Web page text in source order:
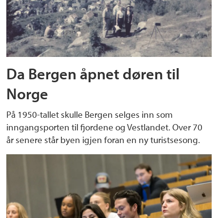
Da Bergen åpnet døren til
Norge
På 1950-tallet skulle Bergen selges inn som
inngangsporten til fjordene og Vestlandet. Over 70
år senere står byen igjen foran en ny turistsesong.